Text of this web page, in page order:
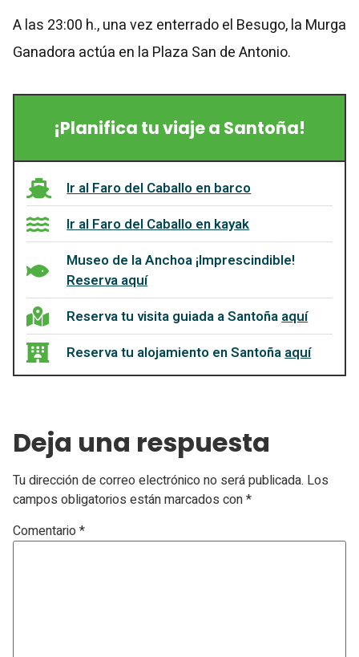
A las 23:00 h., una vez enterrado el Besugo, la Murga
Ganadora actúa en la Plaza San de Antonio.
¡Planifica tu viaje a Santoña!
Ir al Faro del Caballo en barco
Ir al Faro del Caballo en kayak
Museo de la Anchoa ¡Imprescindible!
Reserva aquí
Reserva tu visita guiada a Santoñaaquí
Reserva tu alojamiento en Santoñaaquí
Deja una respuesta
Tu dirección de correo electrónico no será publicada. Los
campos obligatorios están marcados con*
Comentario*